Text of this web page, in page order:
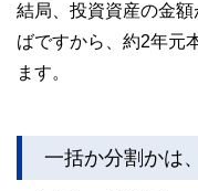
結局、投資資産の金
ばですから、約2年元
ます。
一括か分割かは